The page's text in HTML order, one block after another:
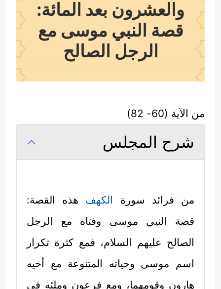
والعشرون بعد المائة:
قصة النبي موسى مع
الرجل الصالح
من الآية (60- 82)
شرح المجلس
من فرائد سورة الكهف هذه القصة:
قصة النبي موسى وفتاه مع الرجل
الصالح عليهم السلام، فمع كثرة تكرار
اسم موسى وحياته المتنوعة مع أخيه
هارون وقومهما، ومع فرعون وملئه في